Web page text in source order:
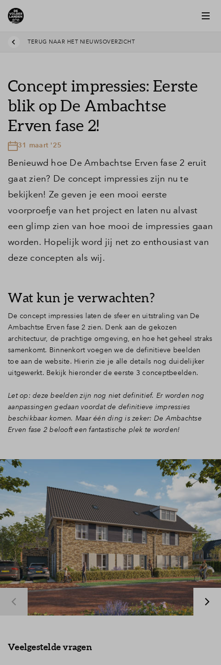
Inloggen
TERUG NAAR HET NIEUWSOVERZICHT
Concept impressies: Eerste
blik op De Ambachtse
Erven fase 2!
31 maart '25
Benieuwd hoe De Ambachtse Erven fase 2 eruit
gaat zien? De concept impressies zijn nu te
bekijken! Ze geven je een mooi eerste
voorproefje van het project en laten nu alvast
een glimp zien van hoe mooi de impressies gaan
worden. Hopelijk word jij net zo enthousiast van
deze concepten als wij.
Wat kun je verwachten?
De concept impressies laten de sfeer en uitstraling van De
Ambachtse Erven fase 2 zien. Denk aan de gekozen
architectuur, de prachtige omgeving, en hoe het geheel straks
samenkomt. Binnenkort voegen we de definitieve beelden
toe aan de website. Hierin zie je alle details nog duidelijker
uitgewerkt. Bekijk hieronder de eerste 3 conceptbeelden.
Let op: deze beelden zijn nog niet definitief. Er worden nog
aanpassingen gedaan voordat de definitieve impressies
beschikbaar komen. Maar één ding is zeker: De Ambachtse
Erven fase 2 belooft een fantastische plek te worden!
Veelgestelde vragen